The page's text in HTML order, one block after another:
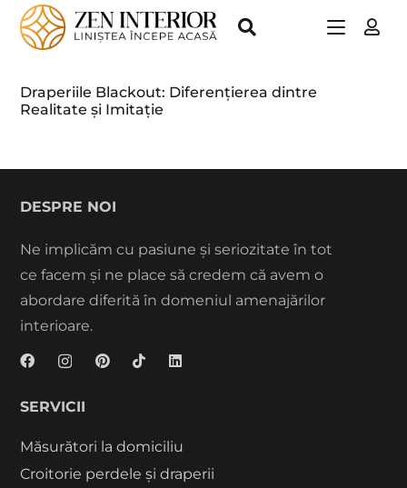
Draperiile Blackout: Diferențierea dintre
Realitate și Imitație
DESPRE NOI
Ne implicăm cu pasiune și seriozitate în tot
ce facem și ne place să credem că avem o
abordare diferită în domeniul amenajărilor
interioare.
SERVICII
Măsurători la domiciliu
Croitorie perdele și draperii